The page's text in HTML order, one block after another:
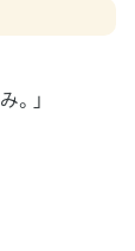
」